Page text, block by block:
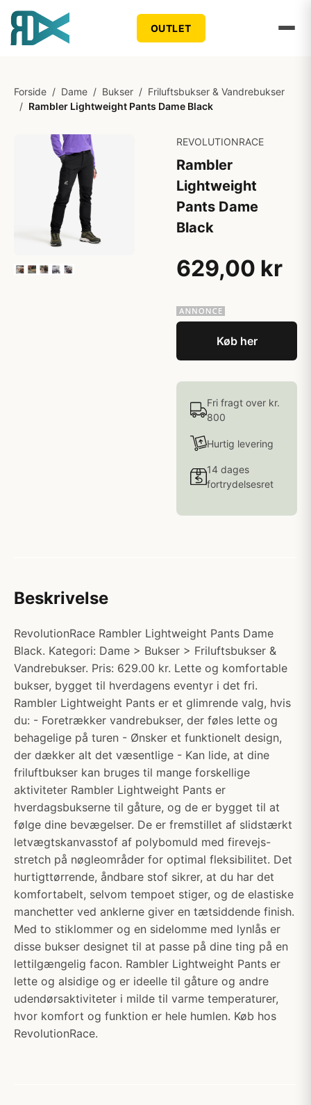
OUTLET
Forside / Dame / Bukser / Friluftsbukser & Vandrebukser
/ Rambler Lightweight Pants Dame Black
REVOLUTIONRACE
Rambler
Lightweight
Pants Dame
Black
629,00 kr
Køb her
Fri fragt over kr.
800
Hurtig levering
14 dages
fortrydelsesret
Beskrivelse
RevolutionRace Rambler Lightweight Pants Dame
Black. Kategori: Dame > Bukser > Friluftsbukser &
Vandrebukser. Pris: 629.00 kr. Lette og komfortable
bukser, bygget til hverdagens eventyr i det fri.
Rambler Lightweight Pants er et glimrende valg, hvis
du: - Foretrækker vandrebukser, der føles lette og
behagelige på turen - Ønsker et funktionelt design,
der dækker alt det væsentlige - Kan lide, at dine
friluftbukser kan bruges til mange forskellige
aktiviteter Rambler Lightweight Pants er
hverdagsbukserne til gåture, og de er bygget til at
følge dine bevægelser. De er fremstillet af slidstærkt
letvægtskanvasstof af polybomuld med firevejs-
stretch på nøgleområder for optimal fleksibilitet. Det
hurtigttørrende, åndbare stof sikrer, at du har det
komfortabelt, selvom tempoet stiger, og de elastiske
manchetter ved anklerne giver en tætsiddende finish.
Med to stiklommer og en sidelomme med lynlås er
disse bukser designet til at passe på dine ting på en
lettilgængelig facon. Rambler Lightweight Pants er
lette og alsidige og er ideelle til gåture og andre
udendørsaktiviteter i milde til varme temperaturer,
hvor komfort og funktion er hele humlen. Køb hos
RevolutionRace.